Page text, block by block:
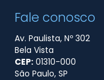
Fale conosco
Av. Paulista, Nº 302
Bela Vista
CEP: 01310​-000
São Paulo, SP